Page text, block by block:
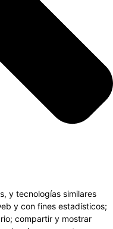
y tecnologías similares
y con fines estadísticos;
compartir y mostrar